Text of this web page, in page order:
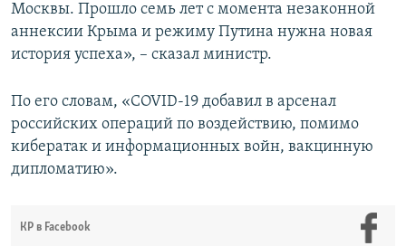
Москвы. Прошло семь лет с момента незаконной
аннексии Крыма и режиму Путина нужна новая
история успеха», – сказал министр.
По его словам, «COVID-19 добавил в арсенал
российских операций по воздействию, помимо
кибератак и информационных войн, вакцинную
дипломатию».
КР в Facebook